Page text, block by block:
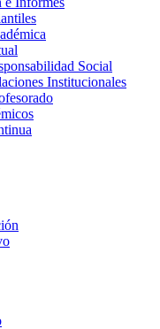
Social
Institucionales